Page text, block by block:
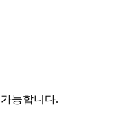
능합니다.